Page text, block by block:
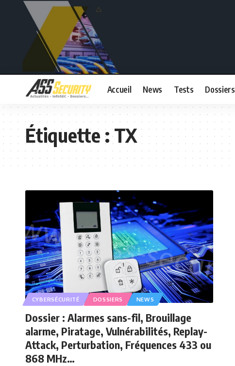
Accueil News Tests Dossiers
Étiquette :TX
CYBERSÉCURITÉ DOSSIERS NEWS
Dossier : Alarmes sans-fil, Brouillage
alarme, Piratage, Vulnérabilités, Replay-
Attack, Perturbation, Fréquences 433 ou
868 MHz…